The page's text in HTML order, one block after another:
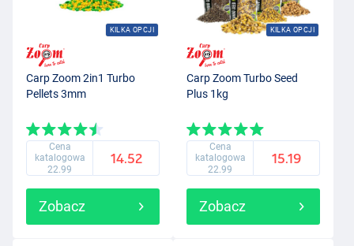
KILKA OPCJI
Carp Zoom 2in1 Turbo
Pellets 3mm
Cena
katalogowa
22.99
14.52
Zobacz
KILKA OPCJI
Carp Zoom Turbo Seed
Plus 1kg
Cena
katalogowa
22.99
15.19
Zobacz